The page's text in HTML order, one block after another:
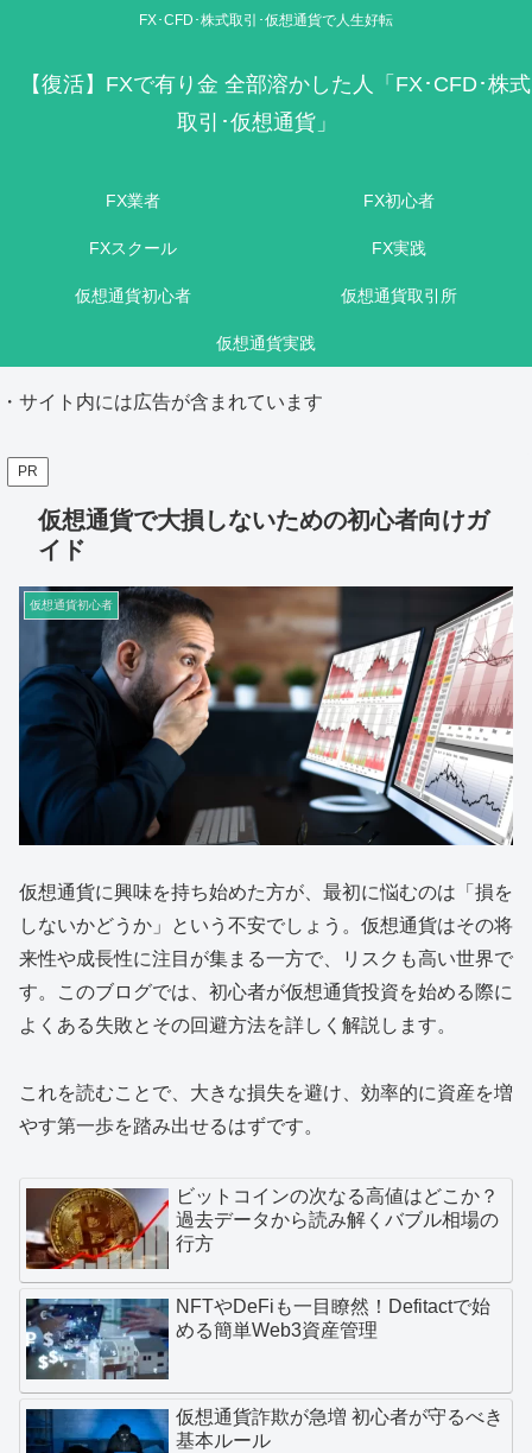
FX･CFD･株式取引･仮想通貨で人生好転
【復活】FXで有り金 全部溶かした人「FX･CFD･株式
取引･仮想通貨」
FX業者 FX初心者
FXスクール FX実践
仮想通貨初心者 仮想通貨取引所
仮想通貨実践
・サイト内には広告が含まれています
PR
仮想通貨で大損しないための初心者向けガ
イド
仮想通貨初心者
仮想通貨に興味を持ち始めた方が、最初に悩むのは「損を
しないかどうか」という不安でしょう。仮想通貨はその将
来性や成長性に注目が集まる一方で、リスクも高い世界で
す。このブログでは、初心者が仮想通貨投資を始める際に
よくある失敗とその回避方法を詳しく解説します。
これを読むことで、大きな損失を避け、効率的に資産を増
やす第一歩を踏み出せるはずです。
ビットコインの次なる高値はどこか？
過去データから読み解くバブル相場の
行方
NFTやDeFiも一目瞭然！Defitactで始
める簡単Web3資産管理
仮想通貨詐欺が急増 初心者が守るべき
基本ルール